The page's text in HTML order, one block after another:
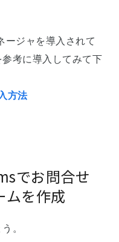
ジャを導入されて
考に導入してみて下
方法
でお問合せ
ムを作成
。